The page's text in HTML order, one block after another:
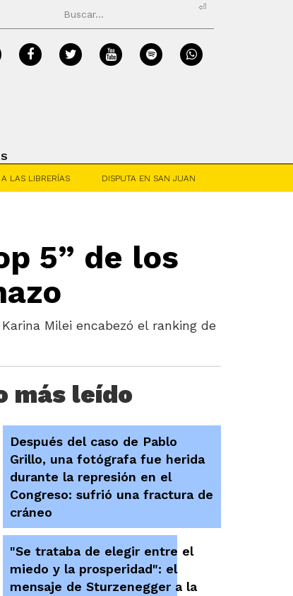
⏎
LAS LIBRERÍAS DISPUTA EN SAN JUAN
5” de los
Milei encabezó el ranking de
más leído
Después del caso de Pablo
Grillo, una fotógrafa fue herida
durante la represión en el
Congreso: sufrió una fractura de
cráneo
"Se trataba de elegir entre el
miedo y la prosperidad": el
mensaje de Sturzenegger a la